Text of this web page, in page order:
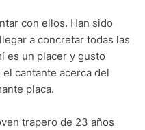
con ellos. Han sido
a concretar todas las
es un placer y gusto
el cantante acerca del
placa.
trapero de 23 años